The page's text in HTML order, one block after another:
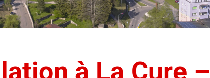
à La Cure –